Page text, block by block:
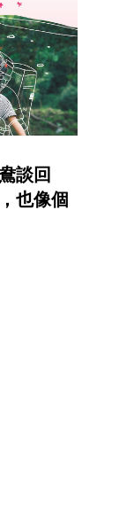
談回
也像個